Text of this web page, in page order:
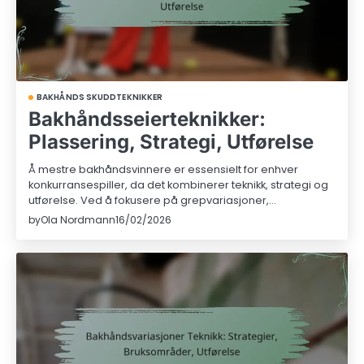
BAKHÅNDS SKUDDTEKNIKKER
Bakhåndsseierteknikker:
Plassering, Strategi, Utførelse
Å mestre bakhåndsvinnere er essensielt for enhver
konkurransespiller, da det kombinerer teknikk, strategi og
utførelse. Ved å fokusere på grepvariasjoner,…
byOla Nordmann16/02/2026